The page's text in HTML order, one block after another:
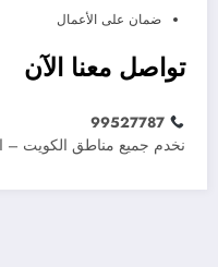
ضمان على الأعمال
تواصل معنا الآن
99527787
نخدم جميع مناطق الكويت –